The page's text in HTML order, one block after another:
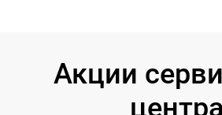
Акции
центра